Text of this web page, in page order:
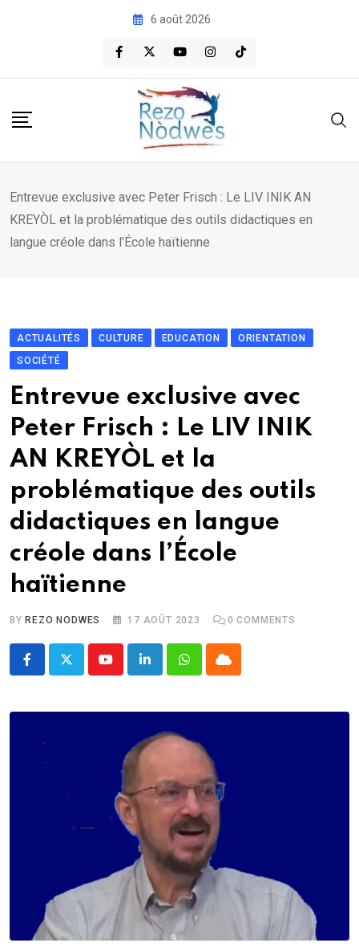
6 août 2026
Entrevue exclusive avec Peter Frisch : Le LIV INIK AN
KREYÒL et la problématique des outils didactiques en
langue créole dans l’École haïtienne
ACTUALITÉS CULTURE EDUCATION
ORIENTATION
SOCIÉTÉ
Entrevue exclusive avec
Peter Frisch : Le LIV INIK
AN KREYÒL et la
problématique des outils
didactiques en langue
créole dans l’École
haïtienne
BY REZO NODWES 17 AOÛT 2023 0 COMMENTS
YoutubeLinkedInWhatsappCloud